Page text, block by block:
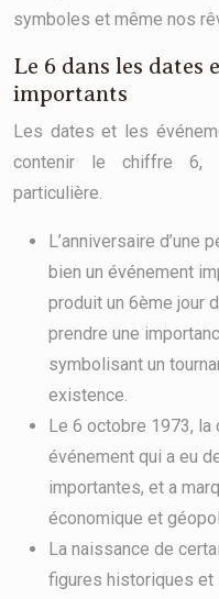
symboles et même nos
Le 6 dans les dates
importants
Les dates et les
contenir le chiffre 6,
particulière.
L’anniversaire d’une
bien un événement
produit un 6ème jour
prendre une
symbolisant un
existence.
Le 6 octobre 1973, la
événement qui a eu
importantes, et a
économique et
La naissance de
figures historiques et